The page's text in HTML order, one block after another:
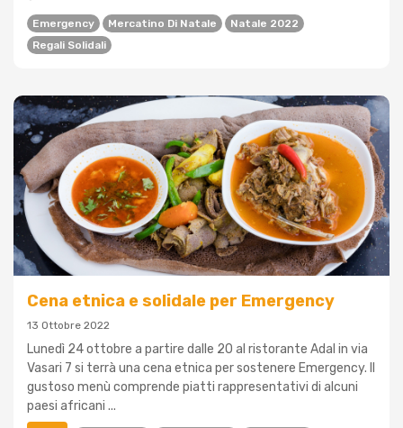
Emergency Mercatino Di Natale
Natale 2022
Regali Solidali
Cena etnica e solidale per Emergency
13 Ottobre 2022
Lunedì 24 ottobre a partire dalle 20 al ristorante Adal in via
Vasari 7 si terrà una cena etnica per sostenere Emergency. Il
gustoso menù comprende piatti rappresentativi di alcuni
paesi africani ...